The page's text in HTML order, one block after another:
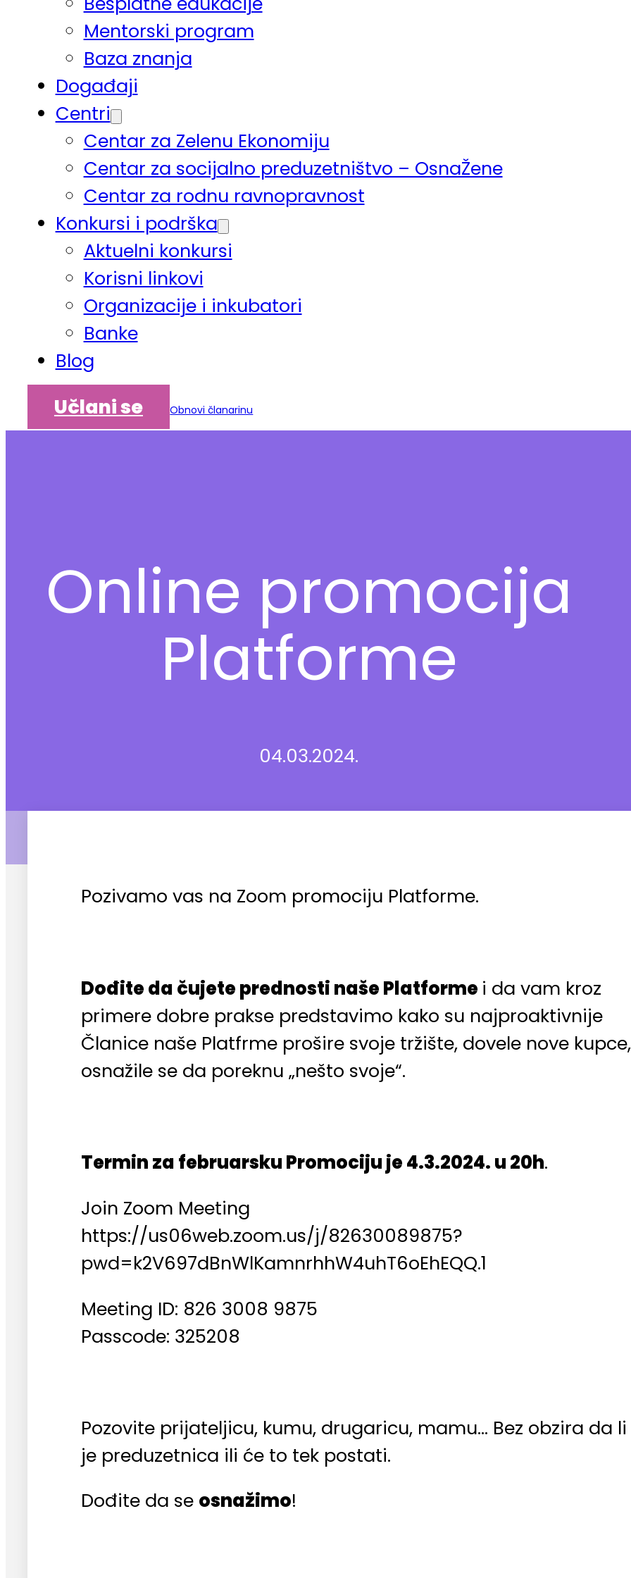
Mentorski program
Baza znanja
Događaji
Centri
Centar za Zelenu Ekonomiju
Centar za socijalno preduzetništvo – OsnaŽene
Centar za rodnu ravnopravnost
Konkursi i podrška
Aktuelni konkursi
Korisni linkovi
Organizacije i inkubatori
Banke
Blog
Učlani se Obnovi članarinu
Online promocija
Platforme
04.03.2024.
Pozivamo vas na Zoom promociju Platforme.
Dođite da čujete prednosti naše Platforme i da vam kroz
primere dobre prakse predstavimo kako su najproaktivnije
Članice naše Platfrme prošire svoje tržište, dovele nove kupce,
osnažile se da poreknu „nešto svoje“.
Termin za februarsku Promociju je 4.3.2024. u 20h.
Join Zoom Meeting
https://us06web.zoom.us/j/82630089875?
pwd=k2V697dBnWlKamnrhhW4uhT6oEhEQQ.1
Meeting ID: 826 3008 9875
Passcode: 325208
Pozovite prijateljicu, kumu, drugaricu, mamu… Bez obzira da li
je preduzetnica ili će to tek postati.
Dođite da se osnažimo!